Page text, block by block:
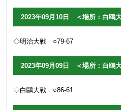
2023年09月10日 ＜場所：白鴎
◇明治大戦 ○79-67
2023年09月09日 ＜場所：白鴎
◇白鷗大戦 ○86-61